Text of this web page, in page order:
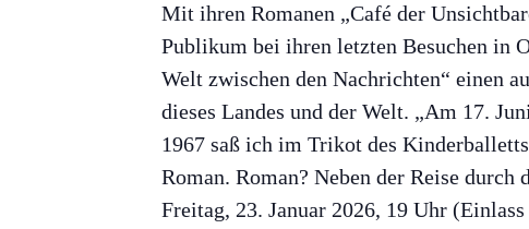
Mit ihren Romanen „Café der
Publikum bei ihren letzten Besuchen in
Welt zwischen den Nachrichten“ einen
dieses Landes und der Welt. „Am 17.
1967 saß ich im Trikot des
Roman. Roman? Neben der Reise
Freitag, 23. Januar 2026, 19 Uhr